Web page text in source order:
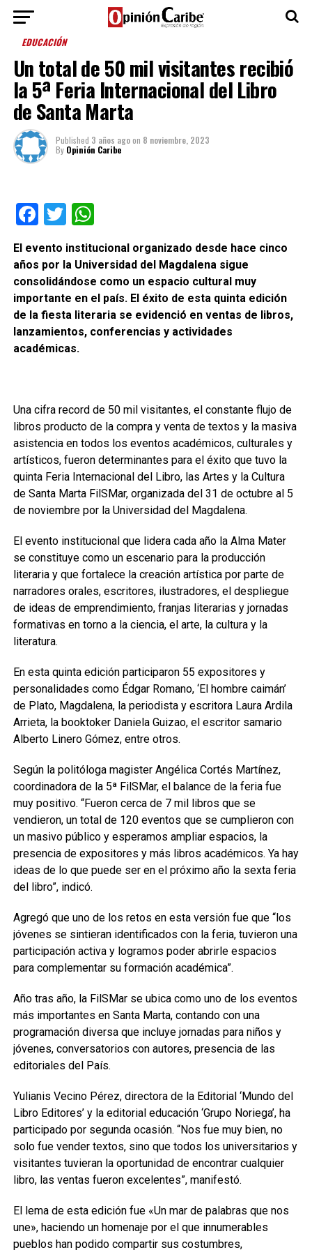
EDUCACIÓN
Un total de 50 mil visitantes recibió
la 5ª Feria Internacional del Libro
de Santa Marta
Published 3 años agoon 8 noviembre, 2023
By Opinión Caribe
Facebook
TwitterWhatsApp
El evento institucional organizado desde hace cinco
años por la Universidad del Magdalena sigue
consolidándose como un espacio cultural muy
importante en el país. El éxito de esta quinta edición
de la fiesta literaria se evidenció en ventas de libros,
lanzamientos, conferencias y actividades
académicas.
Una cifra record de 50 mil visitantes, el constante flujo de
libros producto de la compra y venta de textos y la masiva
asistencia en todos los eventos académicos, culturales y
artísticos, fueron determinantes para el éxito que tuvo la
quinta Feria Internacional del Libro, las Artes y la Cultura
de Santa Marta FilSMar, organizada del 31 de octubre al 5
de noviembre por la Universidad del Magdalena.
El evento institucional que lidera cada año la Alma Mater
se constituye como un escenario para la producción
literaria y que fortalece la creación artística por parte de
narradores orales, escritores, ilustradores, el despliegue
de ideas de emprendimiento, franjas literarias y jornadas
formativas en torno a la ciencia, el arte, la cultura y la
literatura.
En esta quinta edición participaron 55 expositores y
personalidades como Édgar Romano, ‘El hombre caimán’
de Plato, Magdalena, la periodista y escritora Laura Ardila
Arrieta, la booktoker Daniela Guizao, el escritor samario
Alberto Linero Gómez, entre otros.
Según la politóloga magister Angélica Cortés Martínez,
coordinadora de la 5ª FilSMar, el balance de la feria fue
muy positivo. “Fueron cerca de 7 mil libros que se
vendieron, un total de 120 eventos que se cumplieron con
un masivo público y esperamos ampliar espacios, la
presencia de expositores y más libros académicos. Ya hay
ideas de lo que puede ser en el próximo año la sexta feria
del libro”, indicó.
Agregó que uno de los retos en esta versión fue que “los
jóvenes se sintieran identificados con la feria, tuvieron una
participación activa y logramos poder abrirle espacios
para complementar su formación académica”.
Año tras año, la FilSMar se ubica como uno de los eventos
más importantes en Santa Marta, contando con una
programación diversa que incluye jornadas para niños y
jóvenes, conversatorios con autores, presencia de las
editoriales del País.
Yulianis Vecino Pérez, directora de la Editorial ‘Mundo del
Libro Editores’ y la editorial educación ‘Grupo Noriega’, ha
participado por segunda ocasión. “Nos fue muy bien, no
solo fue vender textos, sino que todos los universitarios y
visitantes tuvieran la oportunidad de encontrar cualquier
libro, las ventas fueron excelentes”, manifestó.
El lema de esta edición fue «Un mar de palabras que nos
une», haciendo un homenaje por el que innumerables
pueblos han podido compartir sus costumbres,